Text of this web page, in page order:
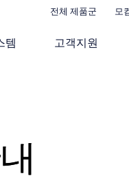
전체 제품군 모
템 고객지원